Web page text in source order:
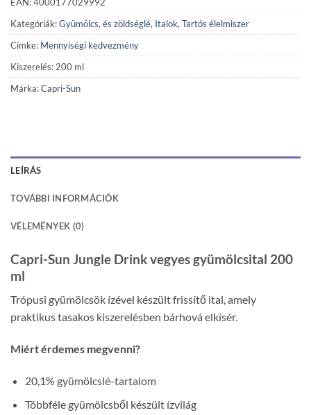
Kategóriák:Gyümölcs, és zöldséglé, Italok, Tartós élelmiszer
Címke: Mennyiségi kedvezmény
Kiszerelés: 200 ml
Márka:Capri-Sun
LEÍRÁS
TOVÁBBI INFORMÁCIÓK
VÉLEMÉNYEK (0)
Capri-Sun Jungle Drink vegyes gyümölcsital 200
ml
Trópusi gyümölcsök ízével készült frissítő ital, amely
praktikus tasakos kiszerelésben bárhová elkísér.
Miért érdemes megvenni?
20,1% gyümölcslé-tartalom
Többféle gyümölcsből készült ízvilág